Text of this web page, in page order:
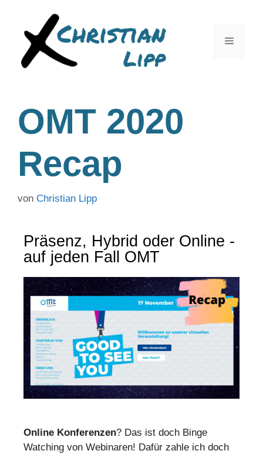
OMT 2020
Recap
von Christian Lipp
Präsenz, Hybrid oder Online -
auf jeden Fall OMT
Online Konferenzen? Das ist doch Binge
Watching von Webinaren! Dafür zahle ich doch